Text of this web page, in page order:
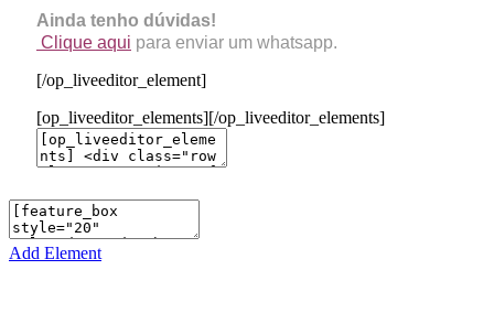
Ainda tenho dúvidas!
Clique aqui para enviar um whatsapp.
[/op_liveeditor_element]
[op_liveeditor_elements][/op_liveeditor_elements]
Add Element